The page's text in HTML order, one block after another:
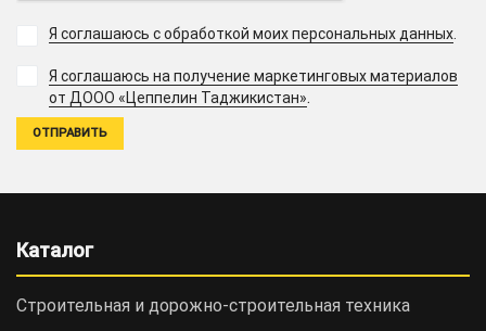
Я соглашаюсь с обработкой моих персональных данных
Я соглашаюсь на получение маркетинговых материалов
от ДООО «Цеппелин Таджикистан».
Каталог
Строительная и дорожно-cтроительная техника